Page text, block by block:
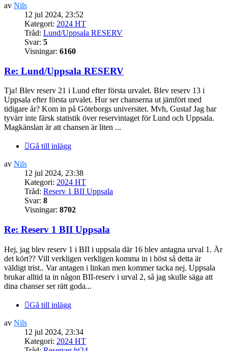
av Nils
12 jul 2024, 23:52
Kategori: 2024 HT
Tråd: Lund/Uppsala RESERV
Svar: 5
Visningar: 6160
Re: Lund/Uppsala RESERV
Tja! Blev reserv 21 i Lund efter första urvalet. Blev reserv 13 i
Uppsala efter första urvalet. Hur ser chanserna ut jämfört med
tidigare år? Kom in på Göteborgs universitet. Mvh, Gustaf Jag har
tyvärr inte färsk statistik över reservintaget för Lund och Uppsala.
Magkänslan är att chansen är liten ...
Gå till inlägg
av Nils
12 jul 2024, 23:38
Kategori: 2024 HT
Tråd: Reserv 1 BII Uppsala
Svar: 8
Visningar: 8702
Re: Reserv 1 BII Uppsala
Hej, jag blev reserv 1 i BII i uppsala där 16 blev antagna urval 1. Är
det kört?? Vill verkligen verkligen komma in i höst så detta är
väldigt trist.. Var antagen i linkan men kommer tacka nej. Uppsala
brukar alltid ta in någon BII-reserv i urval 2, så jag skulle säga att
dina chanser ser rätt goda...
Gå till inlägg
av Nils
12 jul 2024, 23:34
Kategori: 2024 HT